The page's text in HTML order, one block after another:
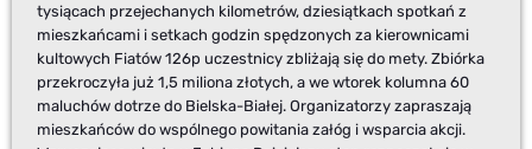
tysiącach przejechanych kilometrów, dziesiątkach spotkań z
mieszkańcami i setkach godzin spędzonych za kierownicami
kultowych Fiatów 126p uczestnicy zbliżają się do mety. Zbiórka
przekroczyła już 1,5 miliona złotych, a we wtorek kolumna 60
maluchów dotrze do Bielska-Białej. Organizatorzy zapraszają
mieszkańców do wspólnego powitania załóg i wsparcia akcji.